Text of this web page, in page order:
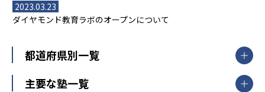
2023.03.23
ダイヤモンド教育ラボのオープンについて
都道府県別一覧
北海道・東北
主要な塾一覧